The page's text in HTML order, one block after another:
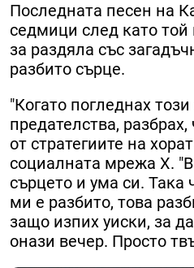
Последната песен на
седмици след като той
за раздяла със
разбито сърце.
"Когато погледнах
предателства,
от стратегиите на
социалната мрежа X.
сърцето и ума си. Така
ми е разбито, това
защо изпих уиски, за
онази вечер. Просто